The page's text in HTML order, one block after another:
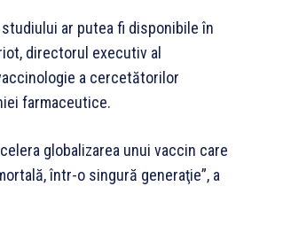
ar putea fi disponibile în
directorul executiv al
a cercetătorilor
farmaceutice.
globalizarea unui vaccin care
într-o singură generaţie”, a